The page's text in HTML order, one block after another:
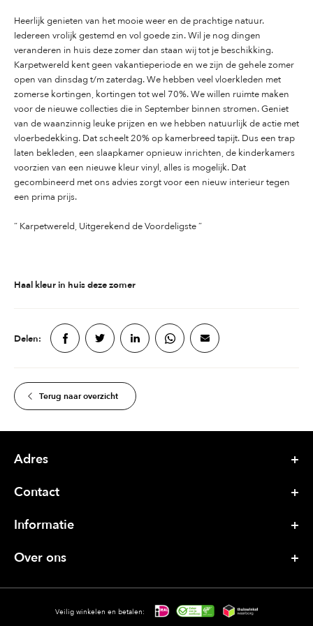
Heerlijk genieten van het mooie weer en de prachtige natuur.
Iedereen vrolijk gestemd en vol goede zin. Wil je nog dingen
veranderen in huis deze zomer dan staan wij tot je beschikking.
Karpetwereld kent geen vakantieperiode en we zijn de gehele zomer
open van dinsdag t/m zaterdag. We hebben veel vloerkleden met
zomerse kortingen, kortingen tot wel 70%. We willen ruimte maken
voor de nieuwe collecties die in September binnen stromen. Geniet
van de waanzinnig leuke prijzen en we hebben natuurlijk de actie met
vloerbedekking. Dat scheelt 20% op kamerbreed tapijt. Dus een trap
laten bekleden, een slaapkamer opnieuw inrichten, de kinderkamers
voorzien van een nieuwe kleur vinyl, alles is mogelijk. Dat
gecombineerd met ons advies zorgt voor een nieuw interieur tegen
een prima prijs.
” Karpetwereld, Uitgerekend de Voordeligste ”
Haal kleur in huis deze zomer
Terug naar overzicht
Delen:
Adres
Contact
Informatie
Over ons
Veilig winkelen en betalen: